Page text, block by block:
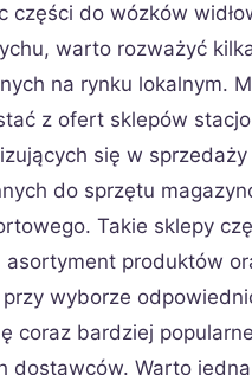
części do wózków
warto rozważyć
na rynku lokalnym.
z ofert sklepów
się w sprzedaży
do sprzętu
Takie sklepy
asortyment produktów
wyborze
coraz bardziej
dostawców. Warto